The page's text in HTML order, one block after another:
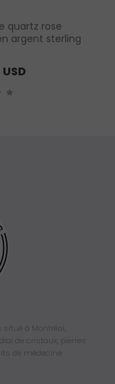
quartz rose
argent sterling
USD
à Montréal,
de cristaux, pierres
de médecine